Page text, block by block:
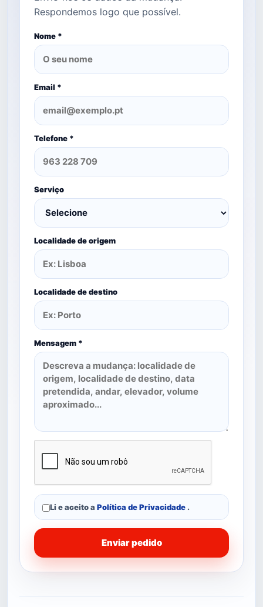
Respondemos logo que possível.
Nome *
Email *
Telefone *
Serviço
Localidade de origem
Localidade de destino
Mensagem *
Li e aceito a Política de Privacidade .
Enviar pedido